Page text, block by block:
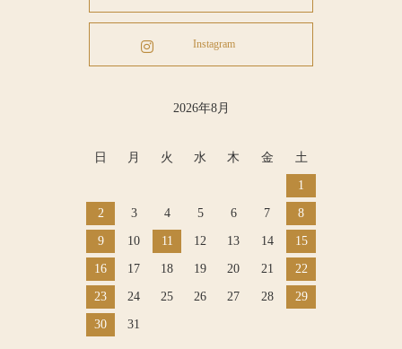
Instagram
2026年8月
日 月 火 水 木 金 土
1
2 3 4 5 6 7 8
9 10 11 12 13 14 15
16 17 18 19 20 21 22
23 24 25 26 27 28 29
30 31